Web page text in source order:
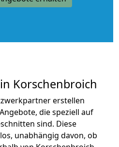
Korschenbroich
erstellen
die speziell auf
sind. Diese
unabhängig davon, ob